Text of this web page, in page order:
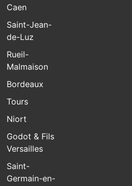
Caen
Saint-Jean-
de-Luz
Rueil-
Malmaison
Bordeaux
Tours
Niort
Godot & Fils
Versailles
Saint-
Germain-en-